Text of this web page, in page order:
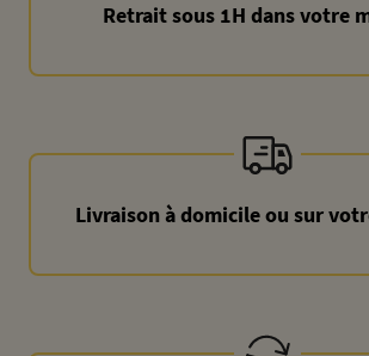
Retrait sous 1H dans votre
Livraison à domicile ou sur